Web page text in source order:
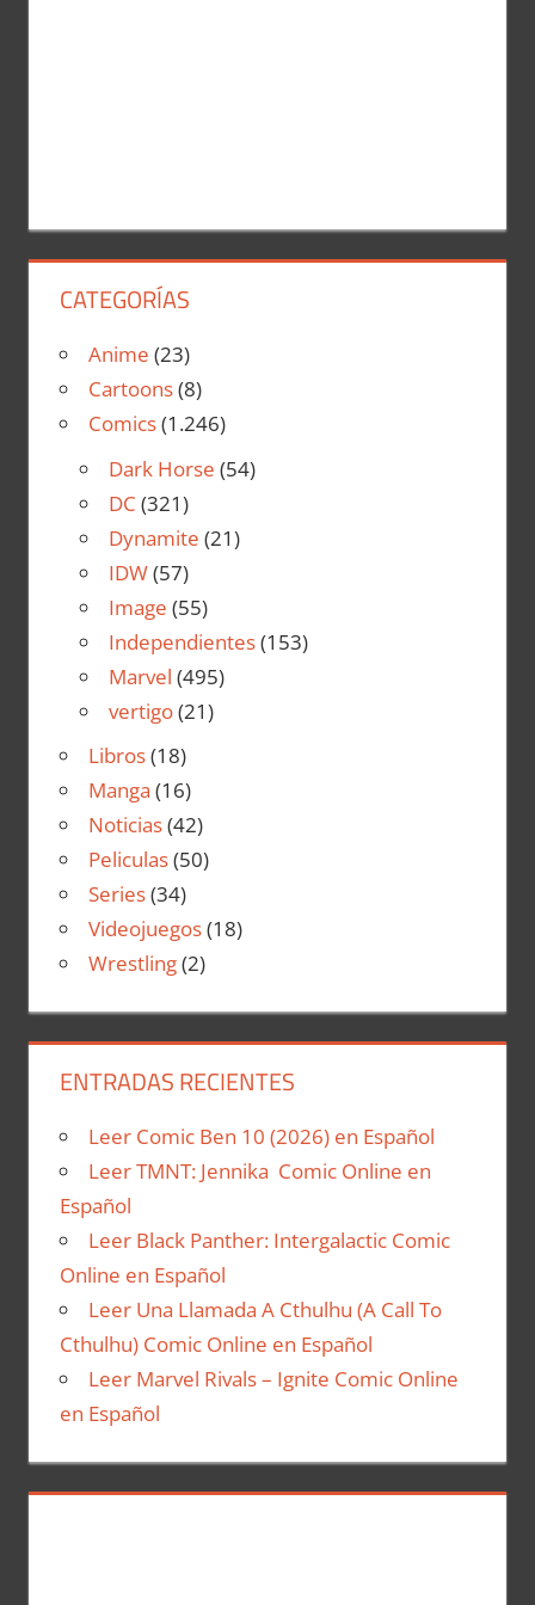
CATEGORÍAS
Anime (23)
Cartoons(8)
Comics(1.246)
Dark Horse (54)
DC (321)
Dynamite (21)
IDW(57)
Image (55)
Independientes(153)
Marvel (495)
vertigo(21)
Libros(18)
Manga (16)
Noticias(42)
Peliculas(50)
Series(34)
Videojuegos(18)
Wrestling(2)
ENTRADAS RECIENTES
Leer Comic Ben 10 (2026) en Español
Leer TMNT: Jennika Comic Online en
Español
Leer Black Panther: Intergalactic Comic
Online en Español
Leer Una Llamada A Cthulhu (A Call To
Cthulhu) Comic Online en Español
Leer Marvel Rivals – Ignite Comic Online
en Español